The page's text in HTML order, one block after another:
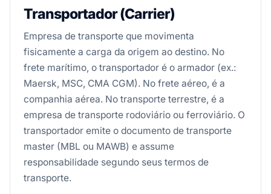
Transportador (Carrier)
Empresa de transporte que movimenta
fisicamente a carga da origem ao destino. No
frete marítimo, o transportador é o armador (ex.:
Maersk, MSC, CMA CGM). No frete aéreo, é a
companhia aérea. No transporte terrestre, é a
empresa de transporte rodoviário ou ferroviário. O
transportador emite o documento de transporte
master (MBL ou MAWB) e assume
responsabilidade segundo seus termos de
transporte.